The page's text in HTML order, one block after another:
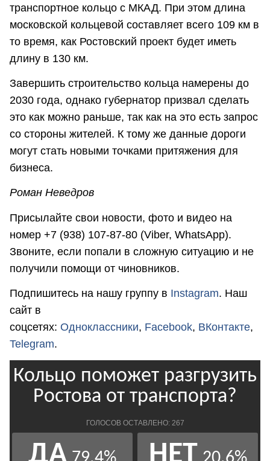
транспортное кольцо с МКАД. При этом длина
московской кольцевой составляет всего 109 км в
то время, как Ростовский проект будет иметь
длину в 130 км.
Завершить строительство кольца намерены до
2030 года, однако губернатор призвал сделать
это как можно раньше, так как на это есть запрос
со стороны жителей. К тому же данные дороги
могут стать новыми точками притяжения для
бизнеса.
Роман Неведров
Присылайте свои новости, фото и видео на
номер +7 (938) 107-87-80 (Viber, WhatsApp).
Звоните, если попали в сложную ситуацию и не
получили помощи от чиновников.
Подпишитесь на нашу группу в Instagram. Наш
сайт в
соцсетях: Одноклассники, Facebook, ВКонтакте,
Telegram.